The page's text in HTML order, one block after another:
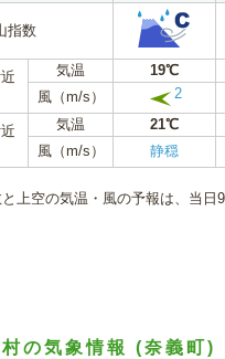
指数
気温 19℃
風（m/s）
2
気温 21℃
風（m/s）
静穏
上空の気温・風の予報は、当日
の気象情報 (奈義町)